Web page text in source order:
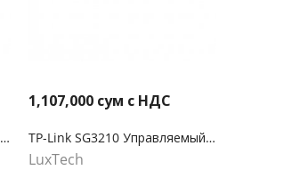
TP-Link SG3428 Управляемый коммутатор Omada уровня 2+ с 24 гигабитными портами RJ45 и 4 портами SFP
1,107,000 сум с НДС
TP-Link SG3210 Управляемый коммутатор Omada уровня 2+ с 8 гигабитными портами RJ45 и 2 портами SFP
LuxTech